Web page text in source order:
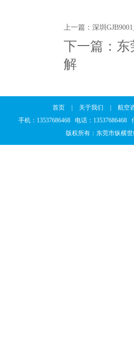
上一篇： 深圳
下一篇： 东
解
首页 关于我们
航空
手机：13537686468 电话：13537686468
版权所有：东莞市纵横